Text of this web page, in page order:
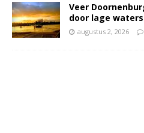
Veer
door lage
augustus 2, 2026